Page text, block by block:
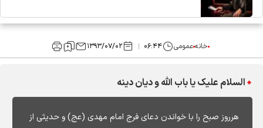
خانهعمومی ۰۶:۴۴ ۱۳۹۳/۰۷/۰۲
السلام علیک یا باب الله و دیان دینه
هرروز صبح را با خواندن دعای فرج امام مهدی (عج) و حدیثی از